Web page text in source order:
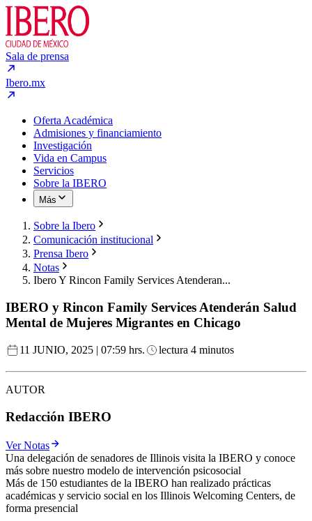
Sala de prensa
Ibero.mx
Oferta Académica
Admisiones y financiamiento
Investigación
Vida en Campus
Servicios
Sobre la IBERO
Más
Sobre la Ibero
Comunicación institucional
Prensa Ibero
Notas
Ibero Y Rincon Family Services Atenderan...
IBERO y Rincon Family Services Atenderán Salud
Mental de Mujeres Migrantes en Chicago
11 JUNIO, 2025 | 07:59 hrs. lectura 4 minutos
AUTOR
Redacción IBERO
Ver Notas
Una delegación de senadores de Illinois visita la IBERO y conoce
más sobre nuestro modelo de intervención psicosocial
Más de 150 estudiantes de la IBERO han realizado prácticas
académicas y servicio social en los Illinois Welcoming Centers, de
forma presencial